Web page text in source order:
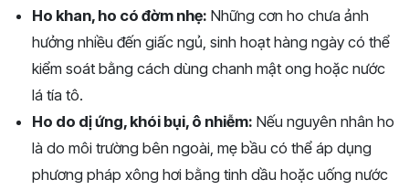
Ho khan, ho có đờm nhẹ: Những cơn ho chưa ảnh
hưởng nhiều đến giấc ngủ, sinh hoạt hàng ngày có thể
kiểm soát bằng cách dùng chanh mật ong hoặc nước
lá tía tô.
Ho do dị ứng, khói bụi, ô nhiễm: Nếu nguyên nhân ho
là do môi trường bên ngoài, mẹ bầu có thể áp dụng
phương pháp xông hơi bằng tinh dầu hoặc uống nước